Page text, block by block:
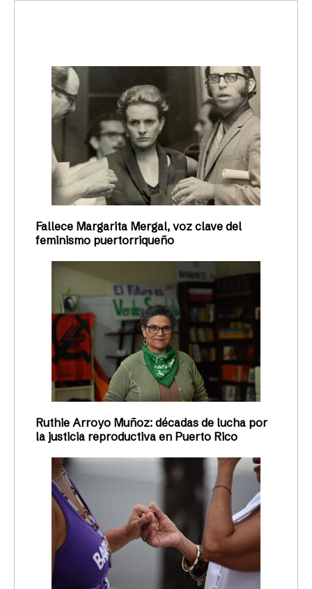
Fallece Margarita Mergal, voz clave del
feminismo puertorriqueño
Ruthie Arroyo Muñoz: décadas de lucha por
la justicia reproductiva en Puerto Rico